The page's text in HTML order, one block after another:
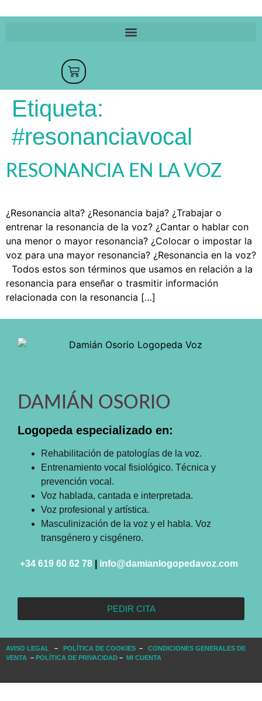
Etiqueta:
#resonanciavocal
RESONANCIA EN LA VOZ
¿Resonancia alta? ¿Resonancia baja? ¿Trabajar o
entrenar la resonancia de la voz? ¿Cantar o hablar con
una menor o mayor resonancia? ¿Colocar o impostar la
voz para una mayor resonancia? ¿Resonancia en la voz?
Todos estos son términos que usamos en relación a la
resonancia para enseñar o trasmitir información
relacionada con la resonancia […]
DAMIÁN OSORIO
Logopeda especializado en:
Rehabilitación de patologías de la voz.
Entrenamiento vocal fisiológico. Técnica y
prevención vocal.
Voz hablada, cantada e interpretada.
Voz profesional y artística.
Masculinización de la voz y el habla. Voz
transgénero y cisgénero.
+34 619 60 62 78 info@damianlogopedavoz.com
PEDIR CITA
AVISO LEGAL – POLÍTICA DE COOKIES –
CONDICIONES GENERALES DE
VENTA – POLÍTICA DE PRIVACIDAD – MI CUENTA